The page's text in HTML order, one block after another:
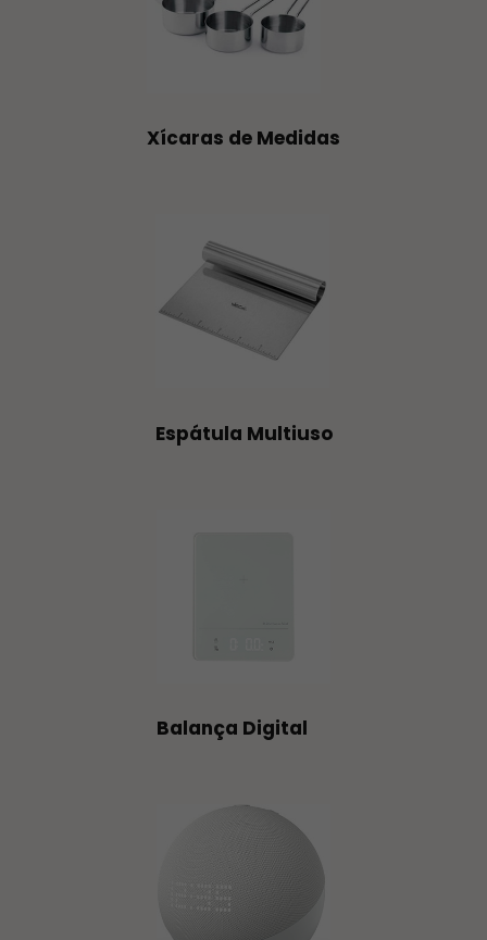
Xícaras de Medidas
Espátula Multiuso
Balança Digital